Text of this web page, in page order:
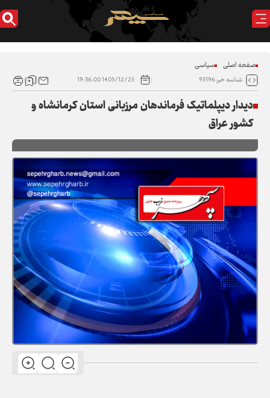
صفحه اصلی سیاسی
شناسه خبر:93196 1403/12/25 19:36:00
دیدار دیپلماتیک فرماندهان مرزبانی استان کرمانشاه و
کشور عراق